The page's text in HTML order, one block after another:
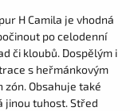
H Camila je vhodná
po celodenní
či kloubů. Dospělým i
s heřmánkovým
Obsahuje také
jinou tuhost. Střed